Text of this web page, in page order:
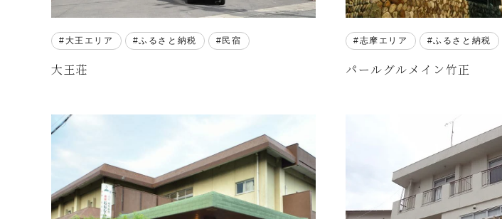
大王エリア ふるさと納税 民宿
大王荘
志摩エリア ふるさと納税
パールグルメイン竹正